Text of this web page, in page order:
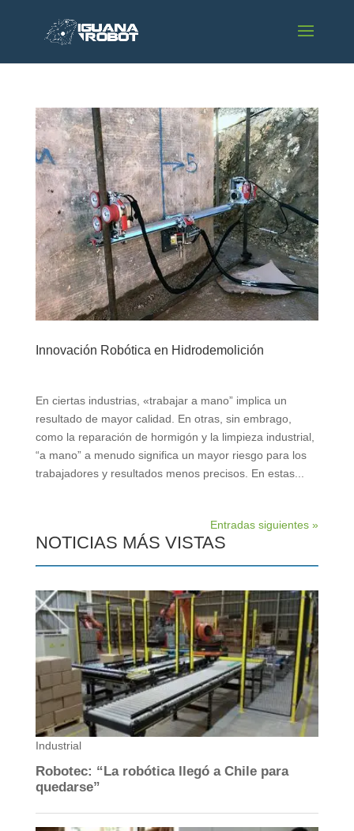
Innovación Robótica en Hidrodemolición
En ciertas industrias, «trabajar a mano” implica un
resultado de mayor calidad. En otras, sin embrago,
como la reparación de hormigón y la limpieza industrial,
“a mano” a menudo significa un mayor riesgo para los
trabajadores y resultados menos precisos. En estas...
Entradas siguientes »
NOTICIAS MÁS VISTAS